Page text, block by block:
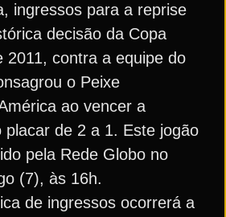
ingressos para a reprise
decisão da Copa
2011, contra a equipe do
o Peixe
ao vencer a
placar de 2 a 1. Este jogão
pela Rede Globo no
(7), às 16h.
de ingressos ocorrerá a